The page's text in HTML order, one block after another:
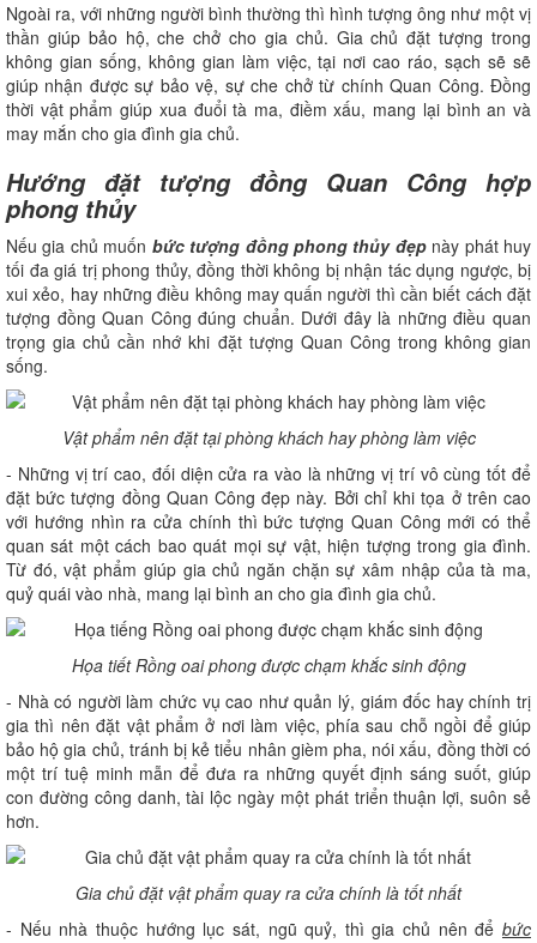
Ngoài ra, với những người bình thường thì hình tượng ông như một vị
thần giúp bảo hộ, che chở cho gia chủ. Gia chủ đặt tượng trong
không gian sống, không gian làm việc, tại nơi cao ráo, sạch sẽ sẽ
giúp nhận được sự bảo vệ, sự che chở từ chính Quan Công. Đồng
thời vật phẩm giúp xua đuổi tà ma, điềm xấu, mang lại bình an và
may mắn cho gia đình gia chủ.
Hướng đặt tượng đồng Quan Công hợp
phong thủy
Nếu gia chủ muốn bức tượng đồng phong thủy đẹpnày phát huy
tối đa giá trị phong thủy, đồng thời không bị nhận tác dụng ngược, bị
xui xẻo, hay những điều không may quấn người thì cần biết cách đặt
tượng đồng Quan Công đúng chuẩn. Dưới đây là những điều quan
trọng gia chủ cần nhớ khi đặt tượng Quan Công trong không gian
sống.
Vật phẩm nên đặt tại phòng khách hay phòng làm việc
- Những vị trí cao, đối diện cửa ra vào là những vị trí vô cùng tốt để
đặt bức tượng đồng Quan Công đẹp này. Bởi chỉ khi tọa ở trên cao
với hướng nhìn ra cửa chính thì bức tượng Quan Công mới có thể
quan sát một cách bao quát mọi sự vật, hiện tượng trong gia đình.
Từ đó, vật phẩm giúp gia chủ ngăn chặn sự xâm nhập của tà ma,
quỷ quái vào nhà, mang lại bình an cho gia đình gia chủ.
Họa tiết Rồng oai phong được chạm khắc sinh động
- Nhà có người làm chức vụ cao như quản lý, giám đốc hay chính trị
gia thì nên đặt vật phẩm ở nơi làm việc, phía sau chỗ ngồi để giúp
bảo hộ gia chủ, tránh bị kẻ tiểu nhân gièm pha, nói xấu, đồng thời có
một trí tuệ minh mẫn để đưa ra những quyết định sáng suốt, giúp
con đường công danh, tài lộc ngày một phát triển thuận lợi, suôn sẻ
hơn.
Gia chủ đặt vật phẩm quay ra cửa chính là tốt nhất
- Nếu nhà thuộc hướng lục sát, ngũ quỷ, thì gia chủ nên để bức